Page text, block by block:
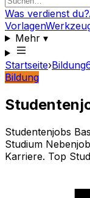
Was verdienst du?
Vorlagen
Mehr▾
Startseite›Bildung
Bildung
Studentenjobs
Studium
Karriere. Top